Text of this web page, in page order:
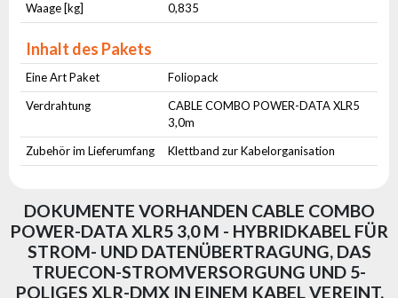
Waage [kg]
0,835
Inhalt des Pakets
Eine Art Paket
Foliopack
Verdrahtung
CABLE COMBO POWER-DATA XLR5
3,0m
Zubehör im Lieferumfang
Klettband zur Kabelorganisation
DOKUMENTE VORHANDEN CABLE COMBO
POWER-DATA XLR5 3,0 M - HYBRIDKABEL FÜR
STROM- UND DATENÜBERTRAGUNG, DAS
TRUECON-STROMVERSORGUNG UND 5-
POLIGES XLR-DMX IN EINEM KABEL VEREINT.